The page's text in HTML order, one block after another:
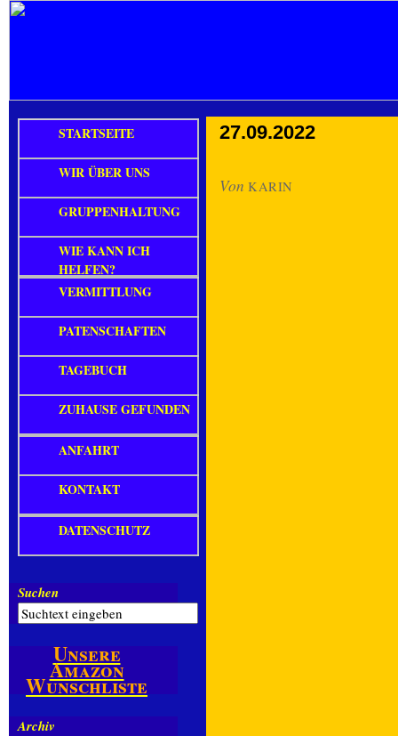
27.09.2022
Von KARIN
STARTSEITE
WIR ÜBER UNS
GRUPPENHALTUNG
WIE KANN ICH
HELFEN?
VERMITTLUNG
PATENSCHAFTEN
TAGEBUCH
ZUHAUSE GEFUNDEN
ANFAHRT
KONTAKT
DATENSCHUTZ
Suchen
Unsere
Amazon
Wunschliste
Archiv